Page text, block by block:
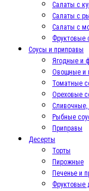
Салаты с
Салаты с
Салаты с
Фруктовые
Соусы и приправы
Ягодные и
Овощные и
Томатные
Ореховые
Рыбные
Приправы
Десерты
Торты
Пирожные
Печенье и
Фруктовые